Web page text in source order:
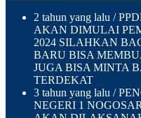
2 tahun yang lalu /
AKAN DIMULAI
2024 SILAHKAN
BARU BISA
JUGA BISA MINTA
TERDEKAT
3 tahun yang lalu /
NEGERI 1